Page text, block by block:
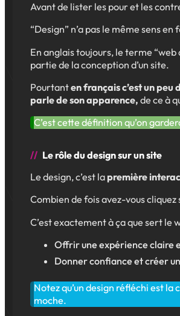
Avant de lister les pour et les
“Design” n’a pas le même sens
En anglais toujours, le terme
partie de la conception d’un site.
Pourtanten français c’est un peu
parle de son apparence, de ce à
C’est cette définition qu’on
Le rôle du design sur un site
Le design, c’est lapremière
Combien de fois avez-vous
C’est exactement à ça que sert le
Offrir une expérience claire
Donner confiance et créer
Notez qu’un design réfléchi est
moche.